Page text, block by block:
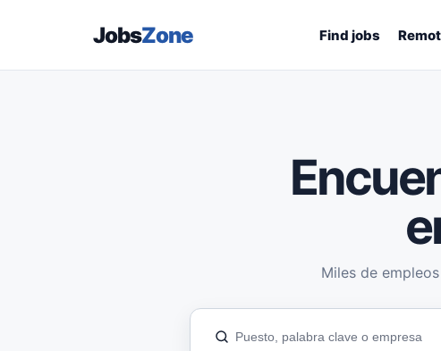
JobsZone Find jobs
Miles de